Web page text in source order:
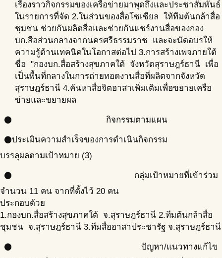
เรื่องราวกิจกรรมของเครือข่ายมาพุดถึงและประชาสัมพันธ์
ในรายการที่จัด 2.ในส่วนของสื่อโซเซียล ให้ทีมต้นกล้าสื่อ
ชุมชน ช่วยกันผลิตสื่อและช่วยกันแชร์งานสื่อของกอง
บก.สือส่วนกลางจากนครศรีธรรมราช และจะนัดอบรให้
ความรู้ด้านเทคนิคในโอกาสต่อไป 3.การสร้างเพจภายใต้
ชื่อ "กองบก.สื่อสร้างสุขภาคใต้ จังหวัดสุราษฎร์ธานี เพื่อ
เป็นพื้นที่กลางในการถ่ายทอดงานสื่อที่ผลิตจากจังหวัด
สุราษฎร์ธานี 4.ค้นหาสื่อจิตอาสาเพิ่มเติมเพื่อขยายเครือ
ข่ายและขยายผล
circle กิจกรรมตามแผน
circleประเมินความสำเร็จของการดำเนินกิจกรรม
บรรลุผลตามเป้าหมาย (3)
circle
กลุ่มเป้าหมายที่เข้าร่วม
จำนวน 11 คน จากที่ตั้งไว้ 20 คน
ประกอบด้วย
1.กองบก.สื่อสร้างสุขภาคใต้ จ.สุราษฎร์ธานี 2.ทีมต้นกล้าสื่อ
ชุมชน จ.สุราษฎร์ธานี 3.ทีมสื่ออาสาประชารัฐ จ.สุราษฎร์ธานี
circle
ปัญหา/แนวทางแก้ไข